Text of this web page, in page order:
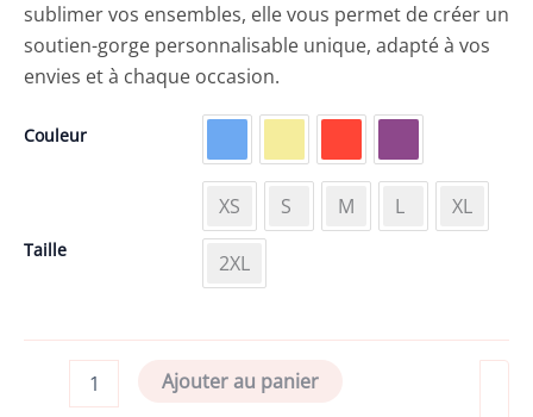
sublimer vos ensembles, elle vous permet de créer un
soutien-gorge personnalisable unique, adapté à vos
envies et à chaque occasion.
Couleur
Taille
XS S M L XL
2XL
Ajouter au panier